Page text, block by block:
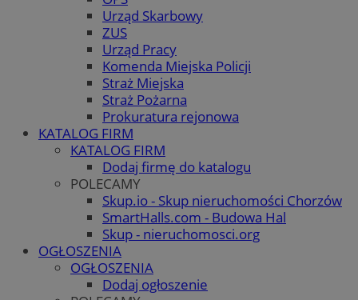
Urząd Skarbowy
ZUS
Urząd Pracy
Komenda Miejska Policji
Straż Miejska
Straż Pożarna
Prokuratura rejonowa
KATALOG FIRM
KATALOG FIRM
Dodaj firmę do katalogu
POLECAMY
Skup.io - Skup nieruchomości Chorzów
SmartHalls.com - Budowa Hal
Skup - nieruchomosci.org
OGŁOSZENIA
OGŁOSZENIA
Dodaj ogłoszenie